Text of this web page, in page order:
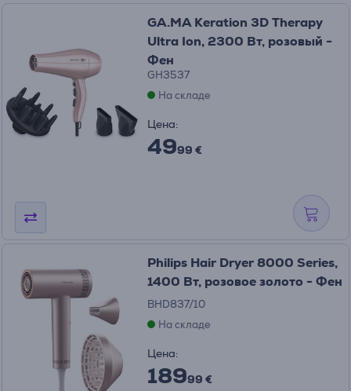
GA.MA Keration 3D Therapy
Ultra Ion, 2300 Вт, розовый -
Фен
GH3537
На складе
Цена:
4999 €
Philips Hair Dryer 8000 Series,
1400 Вт, розовое золото - Фен
BHD837/10
На складе
Цена:
18999 €